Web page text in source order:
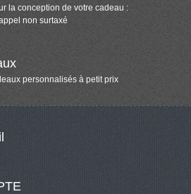
la conception de votre cadeau :
non surtaxé
personnalisés à petit prix